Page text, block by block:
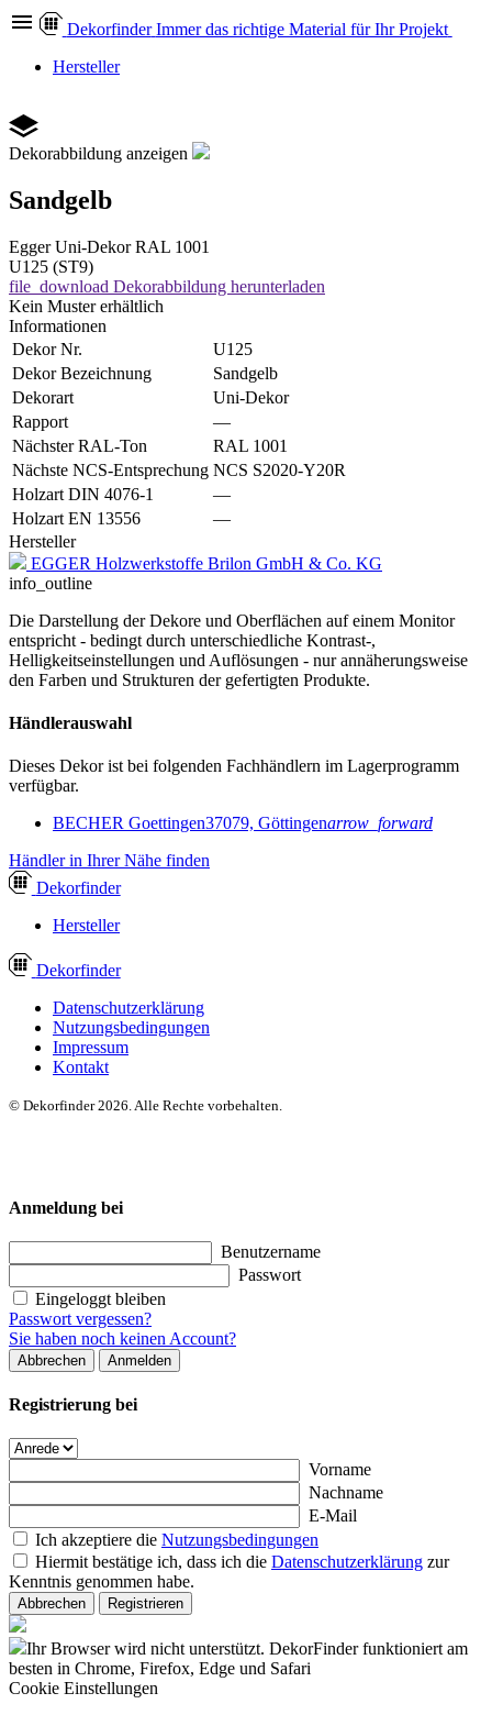
Dekorfinder Immer das richtige Material für Ihr Projekt
Hersteller
Dekorabbildung anzeigen
Sandgelb
Egger Uni-Dekor RAL 1001
U125 (ST9)
file_download Dekorabbildung herunterladen
Kein Muster erhältlich
Informationen
Dekor Nr.
U125
Dekor Bezeichnung
Sandgelb
Dekorart
Uni-Dekor
Rapport
—
Nächster RAL-Ton
RAL 1001
Nächste NCS-Entsprechung NCS S2020-Y20R
Holzart DIN 4076-1
—
Holzart EN 13556
—
Hersteller
EGGER Holzwerkstoffe Brilon GmbH & Co. KG
info_outline
Die Darstellung der Dekore und Oberflächen auf einem Monitor
entspricht - bedingt durch unterschiedliche Kontrast-,
Helligkeitseinstellungen und Auflösungen - nur annäherungsweise
den Farben und Strukturen der gefertigten Produkte.
Händlerauswahl
Dieses Dekor ist bei folgenden Fachhändlern im Lagerprogramm
verfügbar.
BECHER Goettingen37079, Göttingenarrow_forward
Händler in Ihrer Nähe finden
Dekorfinder
Hersteller
Dekorfinder
Datenschutzerklärung
Nutzungsbedingungen
Impressum
Kontakt
© Dekorfinder 2026. Alle Rechte vorbehalten.
Anmeldung bei
Benutzername
Passwort
Eingeloggt bleiben
Passwort vergessen?
Sie haben noch keinen Account?
Abbrechen Anmelden
Registrierung bei
Vorname
Nachname
E-Mail
Ich akzeptiere die Nutzungsbedingungen
Hiermit bestätige ich, dass ich die Datenschutzerklärung zur
Kenntnis genommen habe.
Abbrechen Registrieren
Ihr Browser wird nicht unterstützt. DekorFinder funktioniert am
besten in Chrome, Firefox, Edge und Safari
Cookie Einstellungen